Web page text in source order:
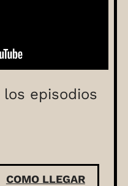
episodios
COMO LLEGAR